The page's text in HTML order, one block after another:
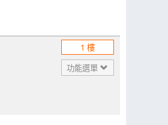
1 樓
功能選單